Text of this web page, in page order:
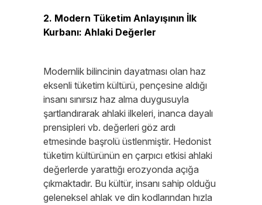
2. Modern Tüketim Anlayışının İlk
Kurbanı: Ahlaki Değerler
Modernlik bilincinin dayatması olan haz
eksenli tüketim kültürü, pençesine aldığı
insanı sınırsız haz alma duygusuyla
şartlandırarak ahlaki ilkeleri, inanca dayalı
prensipleri vb. değerleri göz ardı
etmesinde başrolü üstlenmiştir. Hedonist
tüketim kültürünün en çarpıcı etkisi ahlaki
değerlerde yarattığı erozyonda açığa
çıkmaktadır. Bu kültür, insanı sahip olduğu
geleneksel ahlak ve din kodlarından hızla